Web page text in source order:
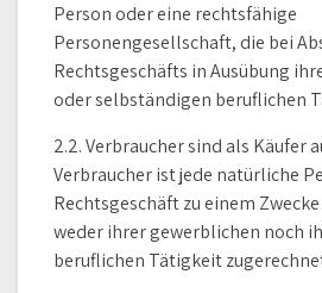
Person oder eine rechtsfähige
Personengesellschaft, die bei
Rechtsgeschäfts in Ausübung
oder selbständigen beruflichen
2.2. Verbraucher sind als Käufer
Verbraucher ist jede natürliche
Rechtsgeschäft zu einem
weder ihrer gewerblichen noch
beruflichen Tätigkeit